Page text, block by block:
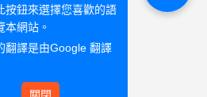
按鈕來選擇您喜歡的語
本網站。
翻譯是由Google 翻譯